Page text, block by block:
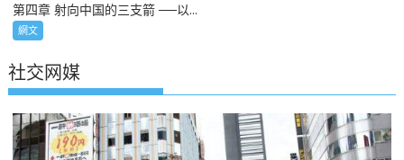
第四章 射向中国的三支箭 ──以...
網文
社交网媒